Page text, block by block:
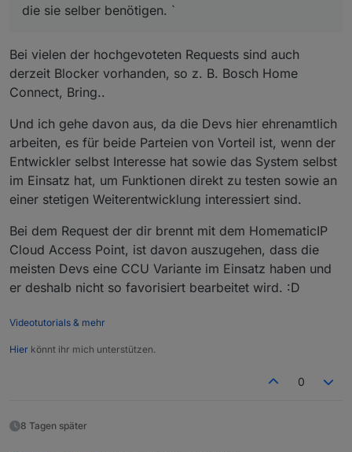
die sie selber benötigen. `
Bei vielen der hochgevoteten Requests sind auch
derzeit Blocker vorhanden, so z. B. Bosch Home
Connect, Bring..
Und ich gehe davon aus, da die Devs hier ehrenamtlich
arbeiten, es für beide Parteien von Vorteil ist, wenn der
Entwickler selbst Interesse hat sowie das System selbst
im Einsatz hat, um Funktionen direkt zu testen sowie an
einer stetigen Weiterentwicklung interessiert sind.
Bei dem Request der dir brennt mit dem HomematicIP
Cloud Access Point, ist davon auszugehen, dass die
meisten Devs eine CCU Variante im Einsatz haben und
er deshalb nicht so favorisiert bearbeitet wird. :D
Videotutorials & mehr
Hier könnt ihr mich unterstützen.
0
8 Tagen später